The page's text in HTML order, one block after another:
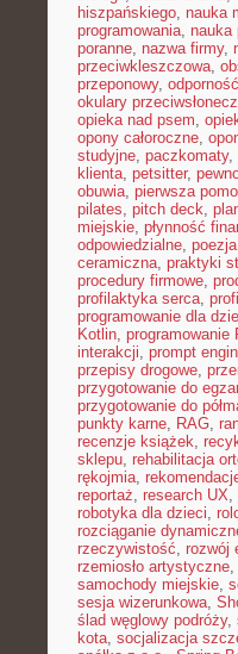
hiszpańskiego, nauka
programowania, nauka
poranne, nazwa firmy,
przeciwkleszczowa,
przeponowy,
okulary
opieka nad psem,
opony całoroczne,
studyjne, paczkomaty,
klienta, petsitter,
obuwia, pierwsza
pilates, pitch deck,
miejskie, płynność
odpowiedzialne,
ceramiczna, praktyki
procedury firmowe,
profilaktyka serca,
programowanie dla
Kotlin, programowanie
interakcji, prompt
przepisy drogowe,
przygotowanie do
przygotowanie do
punkty karne, RAG,
recenzje książek,
sklepu, rehabilitacja
rękojmia,
reportaż, research UX,
robotyka dla dzieci,
rozciąganie
rzeczywistość, rozwój
rzemiosło artystyczne,
samochody miejskie,
sesja wizerunkowa,
ślad węglowy podróży,
kota, socjalizacja